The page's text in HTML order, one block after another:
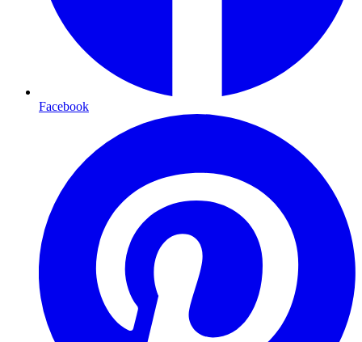
Facebook